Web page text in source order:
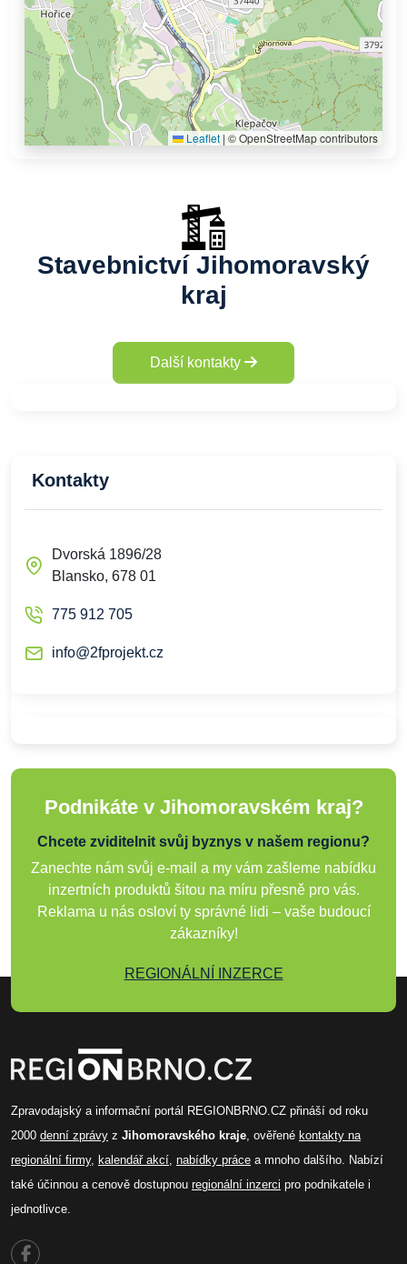
Leaflet | © OpenStreetMap contributors
Stavebnictví Jihomoravský
kraj
Další kontakty
Kontakty
Dvorská 1896/28
Blansko, 678 01
775 912 705
info@2fprojekt.cz
Podnikáte v Jihomoravském kraj?
Chcete zviditelnit svůj byznys v našem regionu?
Zanechte nám svůj e-mail a my vám zašleme nabídku
inzertních produktů šitou na míru přesně pro vás.
Reklama u nás osloví ty správné lidi – vaše budoucí
zákazníky!
REGIONÁLNÍ INZERCE
Zpravodajský a informační portál REGIONBRNO.CZ přináší od roku
2000 denní zprávy z Jihomoravského kraje, ověřené kontakty na
regionální firmy, kalendář akcí, nabídky práce a mnoho dalšího. Nabízí
také účinnou a cenově dostupnou regionální inzerci pro podnikatele i
jednotlivce.